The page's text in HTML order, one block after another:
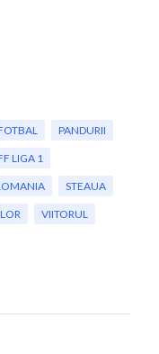
PANDURII
LIGA 1
STEAUA
VIITORUL